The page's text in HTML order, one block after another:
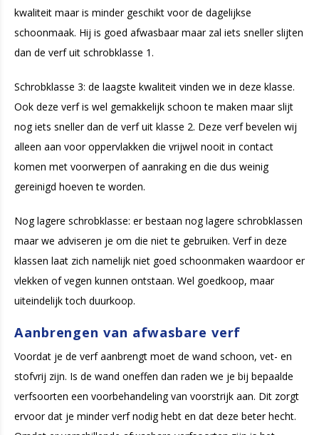
kwaliteit maar is minder geschikt voor de dagelijkse
schoonmaak. Hij is goed afwasbaar maar zal iets sneller slijten
dan de verf uit schrobklasse 1.
Schrobklasse 3: de laagste kwaliteit vinden we in deze klasse.
Ook deze verf is wel gemakkelijk schoon te maken maar slijt
nog iets sneller dan de verf uit klasse 2. Deze verf bevelen wij
alleen aan voor oppervlakken die vrijwel nooit in contact
komen met voorwerpen of aanraking en die dus weinig
gereinigd hoeven te worden.
Nog lagere schrobklasse: er bestaan nog lagere schrobklassen
maar we adviseren je om die niet te gebruiken. Verf in deze
klassen laat zich namelijk niet goed schoonmaken waardoor er
vlekken of vegen kunnen ontstaan. Wel goedkoop, maar
uiteindelijk toch duurkoop.
Aanbrengen van afwasbare verf
Voordat je de verf aanbrengt moet de wand schoon, vet- en
stofvrij zijn. Is de wand oneffen dan raden we je bij bepaalde
verfsoorten een voorbehandeling van voorstrijk aan. Dit zorgt
ervoor dat je minder verf nodig hebt en dat deze beter hecht.